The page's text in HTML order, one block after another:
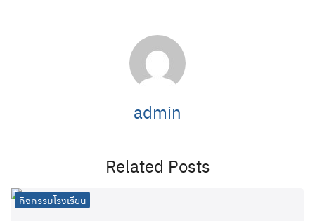
admin
Related Posts
กิจกรรมโรงเรียน